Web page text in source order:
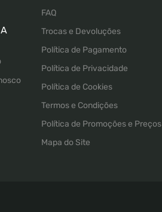
FAQ
Trocas e Devoluções
Política de Pagamento
Política de Privacidade
Política de Cookies
Termos e Condições
Política de Promoções e Preços
Mapa do Site